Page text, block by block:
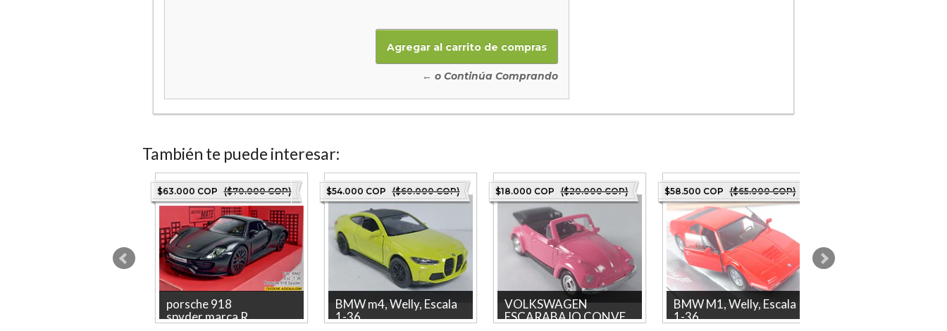
← o Continúa Comprando
También te puede interesar:
$63.000 COP ($70.000 COP)
porsche 918
spyder,marca R...
$54.000 COP ($60.000 COP)
BMW m4, Welly, Escala
1-36
$18.000 COP ($20.000 COP)
VOLKSWAGEN
ESCARABAJO CONVE...
$58.500 COP ($65.000 COP)
BMW M1, Welly, Escala
1-36